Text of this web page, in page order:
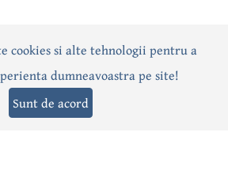
SocialEvenimentInterviuri
Sport Anunțuri
cookies si alte tehnologii pentru a
dumneavoastra pe site!
Sunt de acord